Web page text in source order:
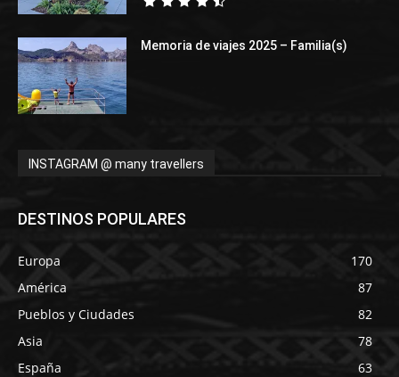
Memoria de viajes 2025 – Familia(s)
INSTAGRAM @ many travellers
DESTINOS POPULARES
Europa
170
América
87
Pueblos y Ciudades
82
Asia
78
España
63